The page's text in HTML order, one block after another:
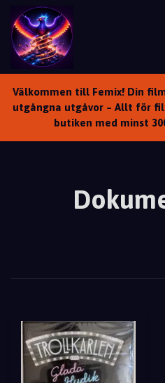
Välkommen till Femix! Din
utgångna utgåvor – Allt för
butiken med minst